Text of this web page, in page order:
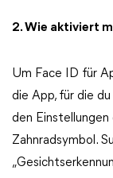
2. Wie aktiviert
Um Face ID für
die App, für die
den
Zahnradsymbol.